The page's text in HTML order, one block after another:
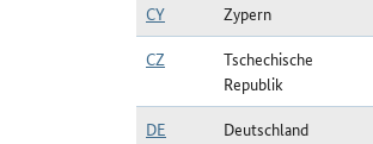
CY
Zypern
CZ
Tschechische
Republik
DE Deutschland